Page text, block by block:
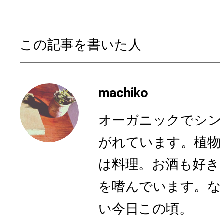
この記事を書いた人
machiko
オーガニックでシ
がれています。植
は料理。お酒も好
を嗜んでいます。
い今日この頃。